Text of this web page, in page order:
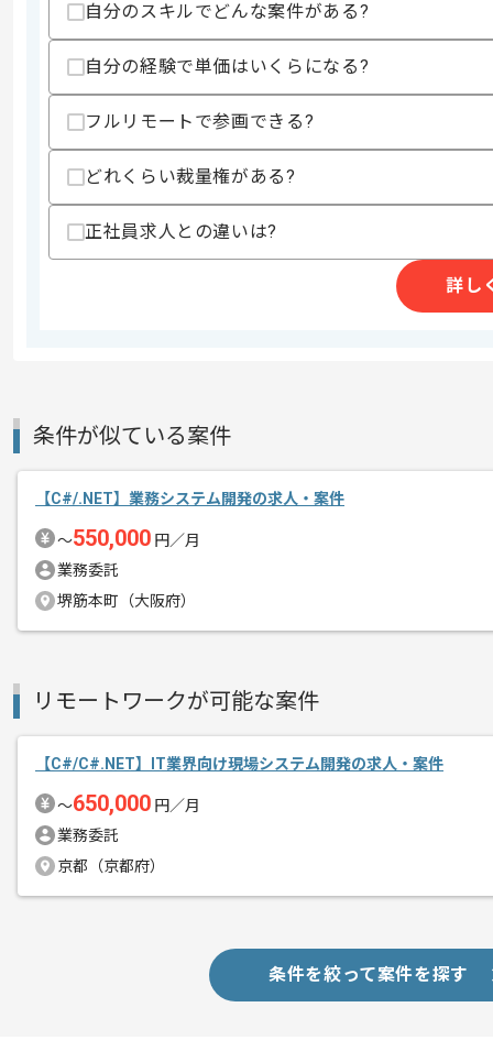
精算・お支払い
精算条件
有
精算基準時間
150時間〜180時間
支払いサイト
その他募集要項
商談回数
募集人数
1人
作業開始日
自分のスキルでどんな案件がある?
自分の経験で単価はいくらになる?
フルリモートで参画できる?
どれくらい裁量権がある?
正社員求人との違いは?
詳し
条件が似ている案件
【C#/.NET】業務システム開発の求人・案件
〜550,000 円／月
業務委託
堺筋本町（大阪府）
リモートワークが可能な案件
【C#/C#.NET】IT業界向け現場システム開発の求人・案件
〜650,000 円／月
業務委託
京都（京都府）
条件を絞って案件を探す